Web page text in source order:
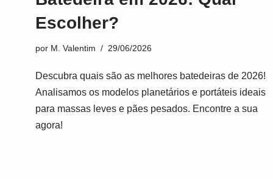
Escolher?
por M. Valentim 29/06/2026
Descubra quais são as melhores batedeiras de 2026!
Analisamos os modelos planetários e portáteis ideais
para massas leves e pães pesados. Encontre a sua
agora!